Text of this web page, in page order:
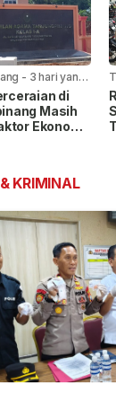
- 3 hari yang
di
Masih
Ekonomi
KRIMINAL